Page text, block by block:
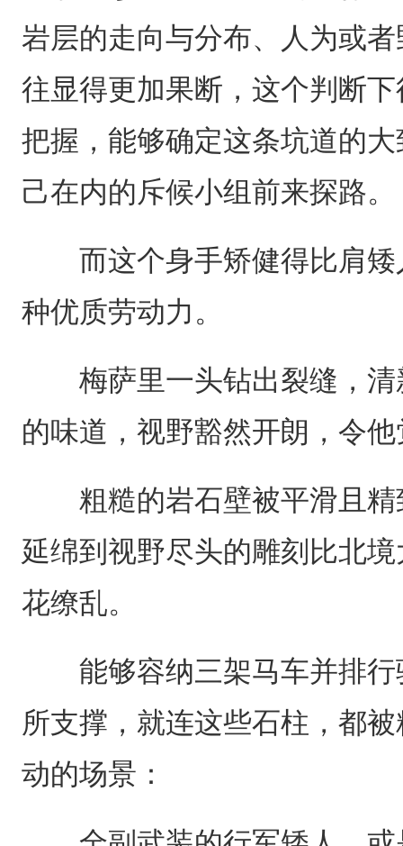
岩层的走向与分布、人为或
往显得更加果断，这个判断
把握，能够确定这条坑道的
己在内的斥候小组前来探路。
而这个身手矫健得比肩矮
种优质劳动力。
梅萨里一头钻出裂缝，清
的味道，视野豁然开朗，令
粗糙的岩石壁被平滑且精
延绵到视野尽头的雕刻比北
花缭乱。
能够容纳三架马车并排行
所支撑，就连这些石柱，都
动的场景：